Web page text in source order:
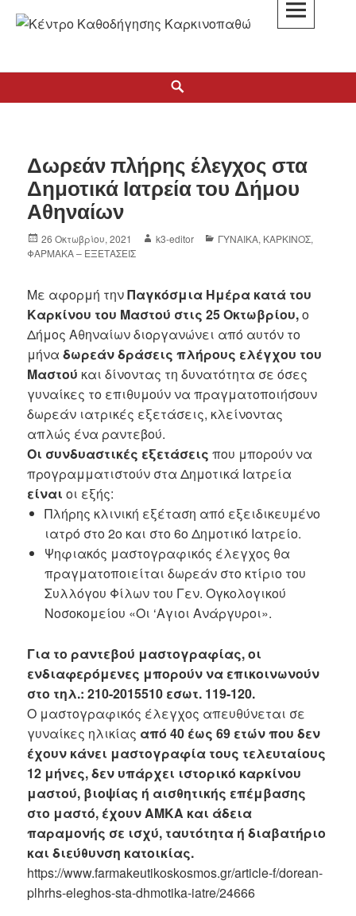
Δωρεάν πλήρης έλεγχος στα
Δημοτικά Ιατρεία του Δήμου
Αθηναίων
26 Οκτωβρίου, 2021 k3-editor ΓΥΝΑΙΚΑ, ΚΑΡΚΙΝΟΣ,
ΦΑΡΜΑΚΑ – ΕΞΕΤΑΣΕΙΣ
Με αφορμή τηνΠαγκόσμια Ημέρα κατά του
Καρκίνου του Μαστού στις 25 Οκτωβρίου,ο
Δήμος Αθηναίων διοργανώνει από αυτόν το
μήνα δωρεάν δράσεις πλήρους ελέγχου του
Μαστού και δίνοντας τη δυνατότητα σε όσες
γυναίκες το επιθυμούν να πραγματοποιήσουν
δωρεάν ιατρικές εξετάσεις, κλείνοντας
απλώς ένα ραντεβού.
Οι συνδυαστικές εξετάσεις που μπορούν να
προγραμματιστούν στα Δημοτικά Ιατρεία
είναι οι εξής:
Πλήρης κλινική εξέταση από εξειδικευμένο
ιατρό στο 2ο και στο 6ο Δημοτικό Ιατρείο.
Ψηφιακός μαστογραφικός έλεγχος θα
πραγματοποιείται δωρεάν στο κτίριο του
Συλλόγου Φίλων του Γεν. Ογκολογικού
Νοσοκομείου «Οι ‘Αγιοι Ανάργυροι».
Για το ραντεβού μαστογραφίας, οι
ενδιαφερόμενες μπορούν να επικοινωνούν
στο τηλ.: 210-2015510 εσωτ. 119-120.
Ο μαστογραφικός έλεγχος απευθύνεται σε
γυναίκες ηλικίας από 40 έως 69 ετών που δεν
έχουν κάνει μαστογραφία τους τελευταίους
12 μήνες, δεν υπάρχει ιστορικό καρκίνου
μαστού, βιοψίας ή αισθητικής επέμβασης
στο μαστό, έχουν ΑΜΚΑ και άδεια
παραμονής σε ισχύ, ταυτότητα ή διαβατήριο
και διεύθυνση κατοικίας.
https://www.farmakeutikoskosmos.gr/article-f/dorean-
plhrhs-eleghos-sta-dhmotika-iatre/24666